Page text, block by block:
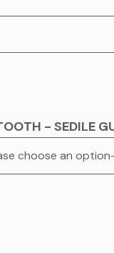
- SEDILE